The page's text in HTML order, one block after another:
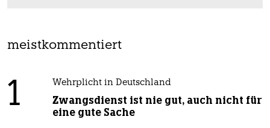
meistkommentiert
1 Wehrplicht in Deutschland
Zwangsdienst ist nie gut, auch nicht für
eine gute Sache